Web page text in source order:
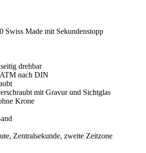
Swiss Made mit Sekundenstopp
drehbar
nach DIN
mit Gravur und Sichtglas
Krone
Zentralsekunde, zweite Zeitzone